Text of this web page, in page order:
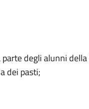
degli alunni
dei pasti;